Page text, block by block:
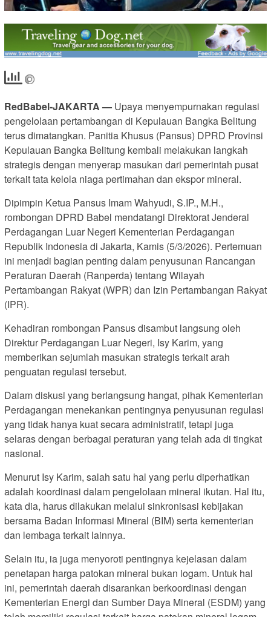
RedBabel-JAKARTA — Upaya menyempurnakan regulasi
pengelolaan pertambangan di Kepulauan Bangka Belitung
terus dimatangkan. Panitia Khusus (Pansus) DPRD Provinsi
Kepulauan Bangka Belitung kembali melakukan langkah
strategis dengan menyerap masukan dari pemerintah pusat
terkait tata kelola niaga pertimahan dan ekspor mineral.
Dipimpin Ketua Pansus Imam Wahyudi, S.IP., M.H.,
rombongan DPRD Babel mendatangi Direktorat Jenderal
Perdagangan Luar Negeri Kementerian Perdagangan
Republik Indonesia di Jakarta, Kamis (5/3/2026). Pertemuan
ini menjadi bagian penting dalam penyusunan Rancangan
Peraturan Daerah (Ranperda) tentang Wilayah
Pertambangan Rakyat (WPR) dan Izin Pertambangan Rakyat
(IPR).
Kehadiran rombongan Pansus disambut langsung oleh
Direktur Perdagangan Luar Negeri, Isy Karim, yang
memberikan sejumlah masukan strategis terkait arah
penguatan regulasi tersebut.
Dalam diskusi yang berlangsung hangat, pihak Kementerian
Perdagangan menekankan pentingnya penyusunan regulasi
yang tidak hanya kuat secara administratif, tetapi juga
selaras dengan berbagai peraturan yang telah ada di tingkat
nasional.
Menurut Isy Karim, salah satu hal yang perlu diperhatikan
adalah koordinasi dalam pengelolaan mineral ikutan. Hal itu,
kata dia, harus dilakukan melalui sinkronisasi kebijakan
bersama Badan Informasi Mineral (BIM) serta kementerian
dan lembaga terkait lainnya.
Selain itu, ia juga menyoroti pentingnya kejelasan dalam
penetapan harga patokan mineral bukan logam. Untuk hal
ini, pemerintah daerah disarankan berkoordinasi dengan
Kementerian Energi dan Sumber Daya Mineral (ESDM) yang